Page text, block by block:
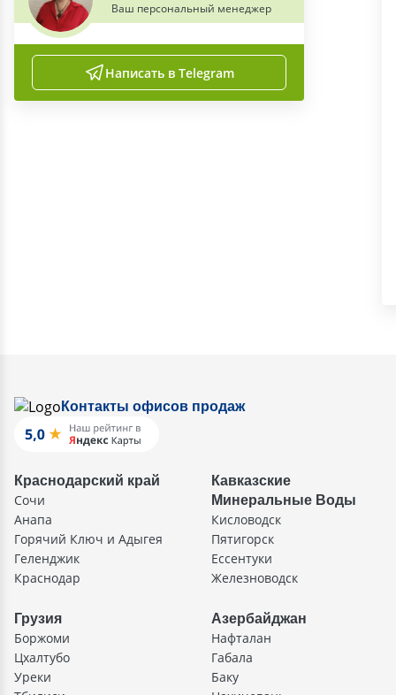
Ваш персональный менеджер
Написать в Telegram
Контакты офисов продаж
Краснодарский край
Сочи
Анапа
Горячий Ключ и Адыгея
Геленджик
Краснодар
Кавказские
Минеральные Воды
Кисловодск
Пятигорск
Ессентуки
Железноводск
Грузия
Боржоми
Цхалтубо
Уреки
Азербайджан
Нафталан
Габала
Баку